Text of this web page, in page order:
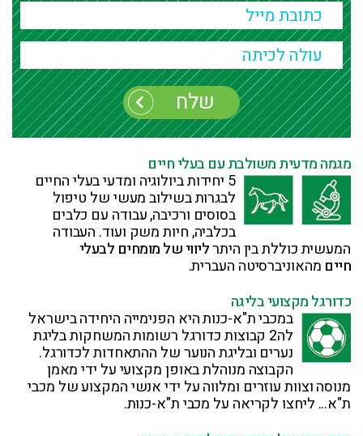
מגמה מדעית משולבת עם בעלי חיים
5 יחידות ביולוגיה ומדעי בעלי החיים
לבגרות בשילוב מעשי של טיפול
בסוסים ורכיבה, עבודה עם כלבים
בכלביה, חיות משק ועוד. העבודה
המעשית כוללת בין היתרליווי של מומחים לבעלי
חיים מהאוניברסיטה העברית.
כדורגל מקצועי בליגה
במכבי ת"א-כנות היא הפנימייה היחידה בישראל
לה2 קבוצות כדורגל רשומות המשחקות בליגת
נערים ובליגת הנוער של ההתאחדות לכדורגל.
הקבוצה מנוהלת באופן מקצועי על ידי מאמן
מנוסה וצוות עוזרים ומלווה על ידי אנשי המקצוע של מכבי
ת"א... ליחצו לקריאה על מכבי ת"א-כנות.